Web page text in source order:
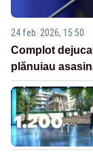
24 feb. 2026, 15:50
Complot
plănuiau